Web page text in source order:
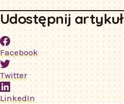
Udostępnij artykuł
Facebook
Twitter
LinkedIn